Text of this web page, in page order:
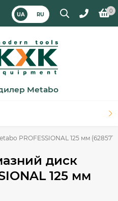
UA RU
0
Metabo
PROFESSIONAL 125 мм
диск
125 мм